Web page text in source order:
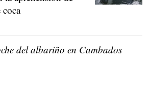
del albariño en Cambados